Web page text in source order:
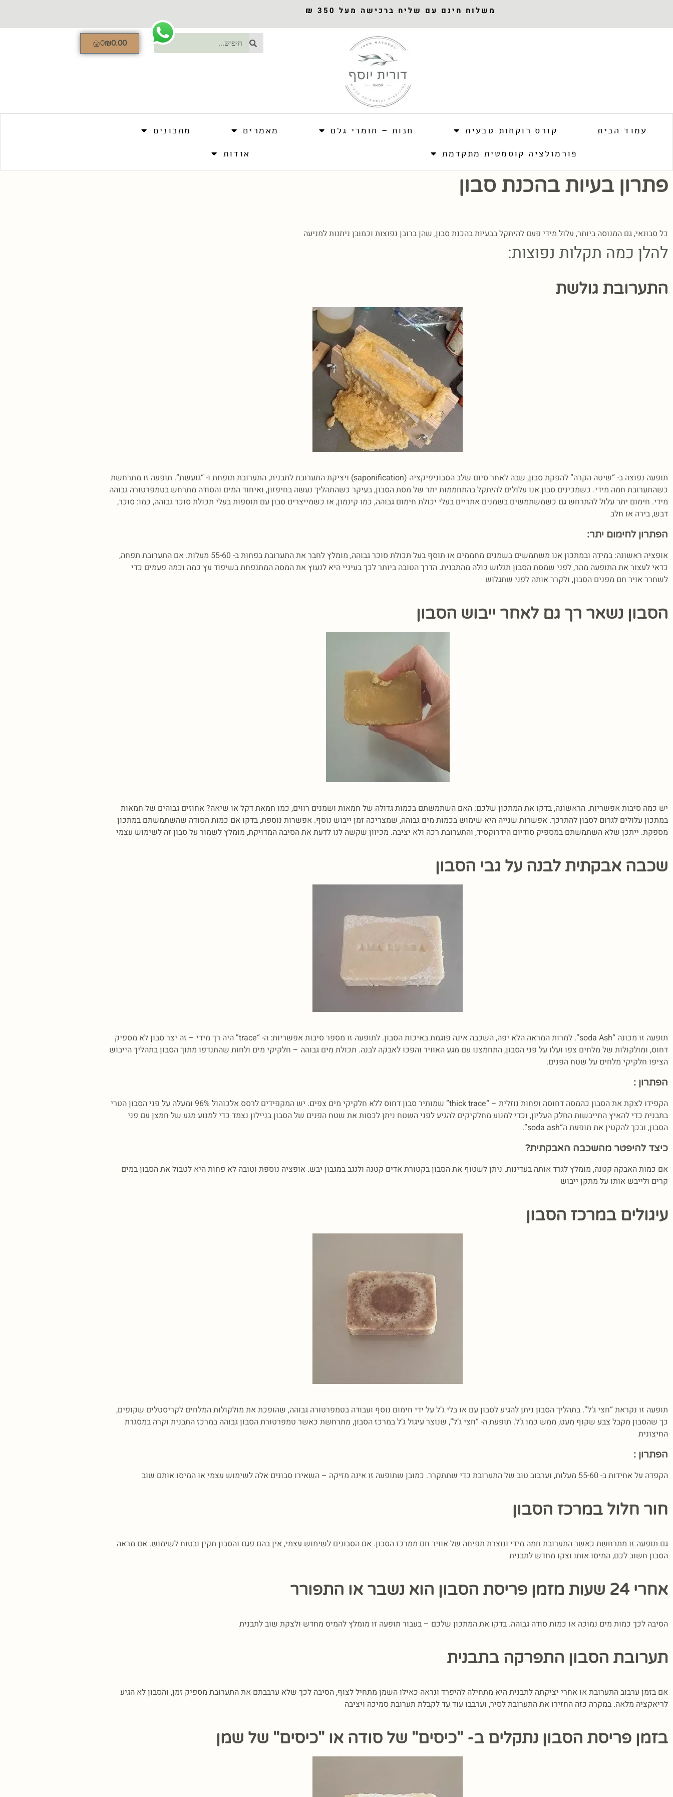
משלוח חינם עם שליח ברכישה מעל 350 ₪
₪0.00
0
עמוד הבית קורס רוקחות טבעית חנות – חומרי גלם מאמרים
מתכונים
פורמולציה קוסמטית מתקדמת
אודות
פתרון בעיות בהכנת סבון
כל סבונאי, גם המנוסה ביותר, עלול מידי פעם להיתקל בבעיות בהכנת סבון, שהן ברובן נפוצות וכמובן ניתנות למניעה
להלן כמה תקלות נפוצות:
התערובת גולשת
תופעה נפוצה ב- “שיטה הקרה” להפקת סבון, שבה לאחר סיום שלב הסבוניפיקציה (saponification) ויציקת התערובת לתבנית, התערובת תופחת ו- “גועשת”. תופעה זו מתרחשת
כשהתערובת חמה מידי. כשמכינים סבון אנו עלולים להיתקל בהתחממות יתר של מסת הסבון, בעיקר כשהתהליך נעשה בחיפזון, ואיחוד המים והסודה מתרחש בטמפרטורה גבוהה
מידי. חימום יתר עלול להתרחש גם כשמשתמשים בשמנים אתריים בעלי יכולת חימום גבוהה, כמו קינמון, או כשמייצרים סבון עם תוספות בעלי תכולת סוכר גבוהה, כמו: סוכר,
דבש, בירה או חלב
הפתרון לחימום יתר:
אופציה ראשונה: במידה ובמתכון אנו משתמשים בשמנים מחממים או תוסף בעל תכולת סוכר גבוהה, מומלץ לחבר את התערובת בפחות ב- 55-60 מעלות. אם התערובת תפחה,
כדאי לעצור את התופעה מהר, לפני שמסת הסבון תגלוש כולה מהתבנית. הדרך הטובה ביותר לכך בעיניי היא לנעוץ את המסה המתנפחת בשיפוד עץ כמה וכמה פעמים כדי
לשחרר אויר חם מפנים הסבון, ולקרר אותה לפני שתגלוש
הסבון נשאר רך גם לאחר ייבוש הסבון
יש כמה סיבות אפשריות. הראשונה, בדקו את המתכון שלכם: האם השתמשתם בכמות גדולה של חמאות ושמנים רווים, כמו חמאת דקל או שיאה? אחוזים גבוהים של חמאות
במתכון עלולים לגרום לסבון להתרכך. אפשרות שנייה היא שימוש בכמות מים גבוהה, שמצריכה זמן ייבוש נוסף. אפשרות נוספת, בדקו אם כמות הסודה שהשתמשתם במתכון
מספקת. ייתכן שלא השתמשתם במספיק סודיום הידרוקסיד, והתערובת רכה ולא יציבה. מכיוון שקשה לנו לדעת את הסיבה המדויקת, מומלץ לשמור על סבון זה לשימוש עצמי
שכבה אבקתית לבנה על גבי הסבון
תופעה זו מכונה “soda Ash”. למרות המראה הלא יפה, השכבה אינה פוגמת באיכות הסבון. לתופעה זו מספר סיבות אפשריות: ה- “trace” היה רך מידי – זה יצר סבון לא מספיק
דחוס, ומולקולות של מלחים צפו ועלו על פני הסבון, התחמצנו עם מגע האוויר והפכו לאבקה לבנה. תכולת מים גבוהה – חלקיקי מים ולחות שהתנדפו מתוך הסבון בתהליך הייבוש
הציפו חלקיקי מלחים על שטח הפנים.
הפתרון :
הקפידו לצקת את הסבון כהמסה דחוסה ופחות נוזלית – “thick trace” שמותיר סבון דחוס ללא חלקיקי מים צפים. יש המקפידים לרסס אלכוהול 96% ומעלה על פני הסבון הטרי
בתבנית כדי להאיץ התייבשות החלק העליון, וכדי למנוע מחלקיקים להגיע לפני השטח ניתן לכסות את שטח הפנים של הסבון בניילון נצמד כדי למנוע מגע של חמצן עם פני
הסבון, ובכך להקטין את תופעת ה“soda ash”.
כיצד להיפטר מהשכבה האבקתית?
אם כמות האבקה קטנה, מומלץ לגרד אותה בעדינות. ניתן לשטוף את הסבון בקטורת אדים קטנה ולנגב במגבון יבש. אופציה נוספת וטובה לא פחות היא לטבול את הסבון במים
קרים ולייבש אותו על מתקן ייבוש
עיגולים במרכז הסבון
תופעה זו נקראת “חצי ג’ל”. בתהליך הסבון ניתן להגיע לסבון עם או בלי ג’ל על ידי חימום נוסף ועבודה בטמפרטורה גבוהה, שהופכת את מולקולות המלחים לקריסטלים שקופים,
כך שהסבון מקבל צבע שקוף מעט, ממש כמו ג’ל. תופעת ה- “חצי ג’ל”, שנוצר עיגול ג’ל במרכז הסבון, מתרחשת כאשר טמפרטורת הסבון גבוהה במרכז התבנית וקרה במסגרת
החיצונית
הפתרון :
הקפדה על אחידות ב- 55-60 מעלות, וערבוב טוב של התערובת כדי שתתקרר. כמובן שתופעה זו אינה מזיקה – השאירו סבונים אלה לשימוש עצמי או המיסו אותם שוב
חור חלול במרכז הסבון
גם תופעה זו מתרחשת כאשר התערובת חמה מידי ונוצרת תפיחה של אוויר חם ממרכז הסבון. אם הסבונים לשימוש עצמי, אין בהם פגם והסבון תקין ובטוח לשימוש. אם מראה
הסבון חשוב לכם, המיסו אותו וצקו מחדש לתבנית
אחרי 24 שעות מזמן פריסת הסבון הוא נשבר או התפורר
הסיבה לכך כמות מים נמוכה או כמות סודה גבוהה. בדקו את המתכון שלכם – בעבור תופעה זו מומלץ להמיס מחדש ולצקת שוב לתבנית
תערובת הסבון התפרקה בתבנית
אם בזמן ערבוב התערובת או אחרי יציקתה לתבנית היא מתחילה להיפרד ונראה כאילו השמן מתחיל לצוף, הסיבה לכך שלא ערבבתם את התערובת מספיק זמן, והסבון לא הגיע
לריאקציה מלאה. במקרה כזה החזירו את התערובת לסיר, וערבבו עוד עד לקבלת תערובת סמיכה ויציבה
בזמן פריסת הסבון נתקלים ב- "כיסים" של סודה או "כיסים" של שמן